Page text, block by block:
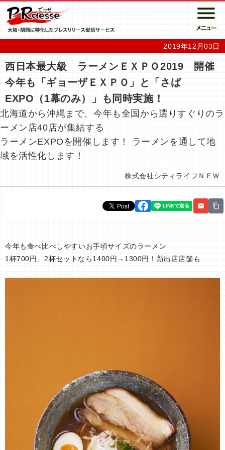
2019年12月03日
西日本最大級 ラーメンＥＸＰＯ2019 開催
今年も「ギョーザＥＸＰＯ」と「さば
EXPO（1幕のみ）」も同時実施！
北海道から沖縄まで、今年も全国から選りすぐりのラ
ーメン店40店が集結する
ラーメンEXPOを開催します！ ラーメンを通して地
域を活性化します！
株式会社シティライフＮＥＷ
今年も食べ比べしやすいお手頃サイズのラーメン
1杯700円、2杯セットなら1400円→1300円！新出店店舗も